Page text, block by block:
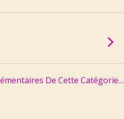
De Cette Catégorie…